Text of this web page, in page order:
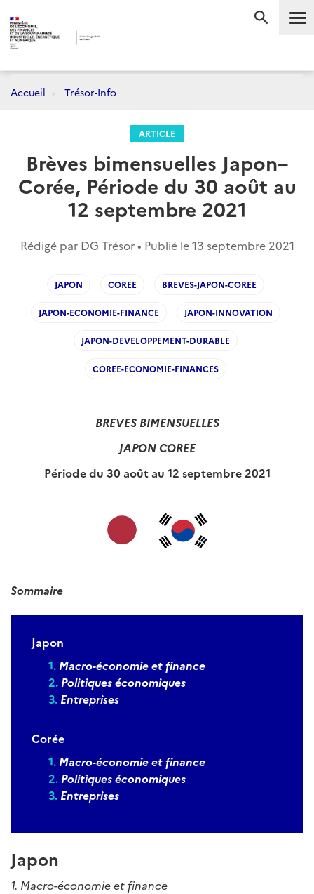
Accueil Trésor-Info
ARTICLE
Brèves bimensuelles Japon–
Corée, Période du 30 août au
12 septembre 2021
Rédigé par DG Trésor • Publié le13 septembre 2021
JAPON COREE BREVES-JAPON-COREE
JAPON-ECONOMIE-FINANCE JAPON-INNOVATION
JAPON-DEVELOPPEMENT-DURABLE
COREE-ECONOMIE-FINANCES
BREVES BIMENSUELLES
JAPON COREE
Période du 30 août au 12 septembre 2021
Sommaire
Japon
Macro-économie et finance
Politiques économiques
Entreprises
Corée
Macro-économie et finance
Politiques économiques
Entreprises
Japon
1. Macro-économie et finance